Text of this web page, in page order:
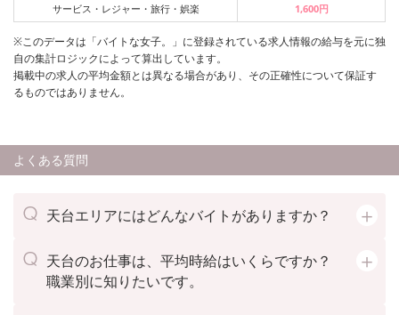
サービス・レジャー・旅行・娯楽
1,600円
※このデータは「バイトな女子。」に登録されている求人情報の給与を元に独
自の集計ロジックによって算出しています。
掲載中の求人の平均金額とは異なる場合があり、その正確性について保証す
るものではありません。
よくある質問
天台エリアにはどんなバイトがありますか？
天台のお仕事は、平均時給はいくらですか？
職業別に知りたいです。